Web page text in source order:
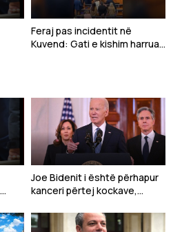
Feraj pas incidentit në
Kuvend: Gati e kishim harruar
Joe Bidenit i është përhapur
kanceri përtej kockave,